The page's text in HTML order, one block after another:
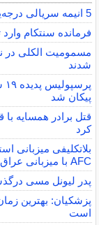
5 انیمه سریالی درجه‌یک که فقط یک فصل دارند
فرمانده سنتکام
شدند
پیکان شد
قتل برادر همسایه
کرد
بلاتکلیفی میزبانی
AFC با میزبانی عراق مخالفت کرد
پدر لیونل مسی
پزشکیان: بهترین
است